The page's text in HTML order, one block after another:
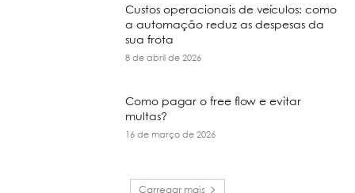
Custos operacionais de veículos: como
a automação reduz as despesas da
sua frota
8 de abril de 2026
Como pagar o free flow e evitar
multas?
16 de março de 2026
Carregar mais